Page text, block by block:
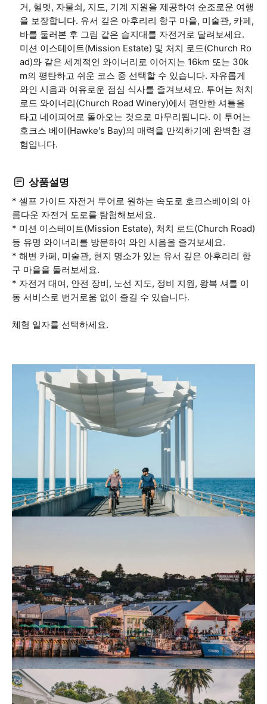
거, 헬멧, 자물쇠, 지도, 기계 지원을 제공하여 순조로운 여행
을 보장합니다. 유서 깊은 아후리리 항구 마을, 미술관, 카페,
바를 둘러본 후 그림 같은 습지대를 자전거로 달려보세요.
미션 이스테이트(Mission Estate) 및 처치 로드(Church Ro
ad)와 같은 세계적인 와이너리로 이어지는 16km 또는 30k
m의 평탄하고 쉬운 코스 중 선택할 수 있습니다. 자유롭게
와인 시음과 여유로운 점심 식사를 즐겨보세요. 투어는 처치
로드 와이너리(Church Road Winery)에서 편안한 셔틀을
타고 네이피어로 돌아오는 것으로 마무리됩니다. 이 투어는
호크스 베이(Hawke's Bay)의 매력을 만끽하기에 완벽한 경
험입니다.
상품설명
* 셀프 가이드 자전거 투어로 원하는 속도로 호크스베이의 아
름다운 자전거 도로를 탐험해보세요.
* 미션 이스테이트(Mission Estate), 처치 로드(Church Road)
등 유명 와이너리를 방문하여 와인 시음을 즐겨보세요.
* 해변 카페, 미술관, 현지 명소가 있는 유서 깊은 아후리리 항
구 마을을 둘러보세요.
* 자전거 대여, 안전 장비, 노선 지도, 정비 지원, 왕복 셔틀 이
동 서비스로 번거로움 없이 즐길 수 있습니다.
체험 일자를 선택하세요.